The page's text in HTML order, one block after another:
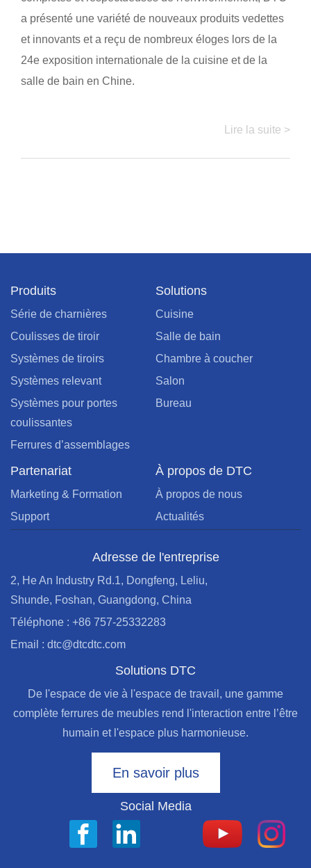
a présenté une variété de nouveaux produits vedettes
et innovants et a reçu de nombreux éloges lors de la
24e exposition internationale de la cuisine et de la
salle de bain en Chine.
Lire la suite >
Produits
Série de charnières
Coulisses de tiroir
Systèmes de tiroirs
Systèmes relevant
Systèmes pour portes
coulissantes
Ferrures d’assemblages
Solutions
Cuisine
Salle de bain
Chambre à coucher
Salon
Bureau
Partenariat
Marketing & Formation
Support
À propos de DTC
À propos de nous
Actualités
Adresse de l'entreprise
2, He An Industry Rd.1, Dongfeng, Leliu,
Shunde, Foshan, Guangdong, China
Téléphone : +86 757-25332283
Email : dtc@dtcdtc.com
Solutions DTC
De l'espace de vie à l'espace de travail, une gamme
complète ferrures de meubles rend l'interaction entre l’être
humain et l'espace plus harmonieuse.
En savoir plus
Social Media